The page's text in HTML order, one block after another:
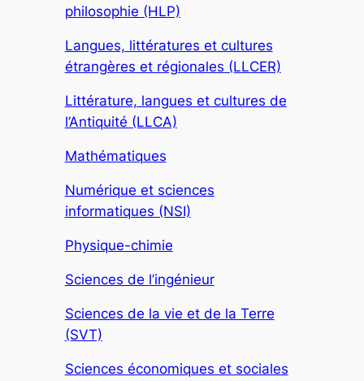
philosophie (HLP)
Langues, littératures et cultures
étrangères et régionales (LLCER)
Littérature, langues et cultures de
l’Antiquité (LLCA)
Mathématiques
Numérique et sciences
informatiques (NSI)
Physique-chimie
Sciences de l’ingénieur
Sciences de la vie et de la Terre
(SVT)
Sciences économiques et sociales